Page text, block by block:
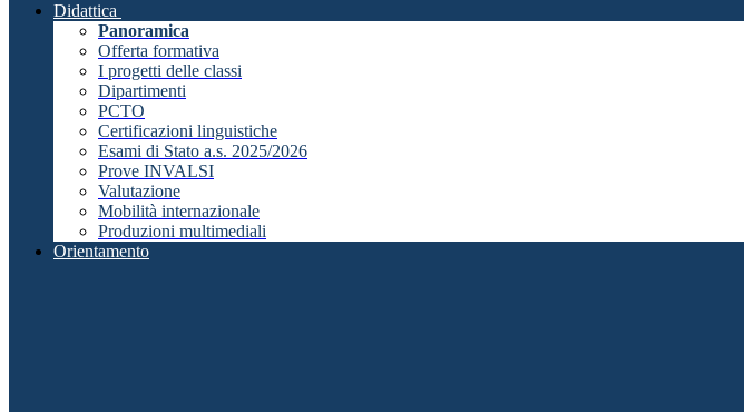
Didattica
Panoramica
Offerta formativa
I progetti delle classi
Dipartimenti
PCTO
Certificazioni linguistiche
Esami di Stato a.s. 2025/2026
Prove INVALSI
Valutazione
Mobilità internazionale
Produzioni multimediali
Orientamento